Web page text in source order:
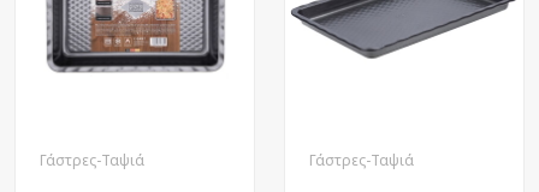
Γάστρες-Ταψιά Γάστρες-Ταψιά